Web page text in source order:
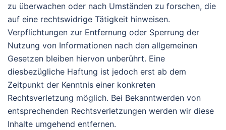
zu überwachen oder nach Umständen zu forschen, die
auf eine rechtswidrige Tätigkeit hinweisen.
Verpflichtungen zur Entfernung oder Sperrung der
Nutzung von Informationen nach den allgemeinen
Gesetzen bleiben hiervon unberührt. Eine
diesbezügliche Haftung ist jedoch erst ab dem
Zeitpunkt der Kenntnis einer konkreten
Rechtsverletzung möglich. Bei Bekanntwerden von
entsprechenden Rechtsverletzungen werden wir diese
Inhalte umgehend entfernen.